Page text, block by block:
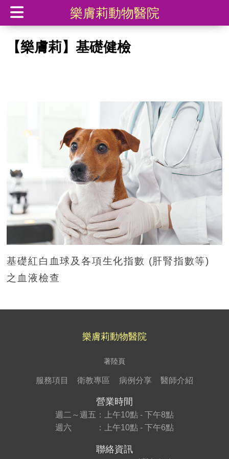
樂膚莉動物醫院
【樂膚莉】基礎健檢
基礎紅白血球及各項生化指數 (肝腎指數等)
之血液檢查
樂膚莉動物醫院
著陸頁
服務項目 衛教專區 病例分享 醫師介紹
營業時間
週二～週五：上午10點 - 下午8點
週六 ：上午10點 - 下午6點
聯絡資訊